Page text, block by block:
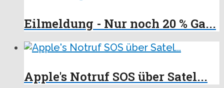
Eilmeldung - Nur noch 20 % Ga...
Apple's Notruf SOS über Satel...